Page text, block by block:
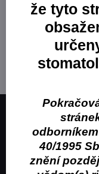
Mezizubní
Obchodní značka
stomatologických potřeb.
Kontakt
že tyto
40/1995
znění